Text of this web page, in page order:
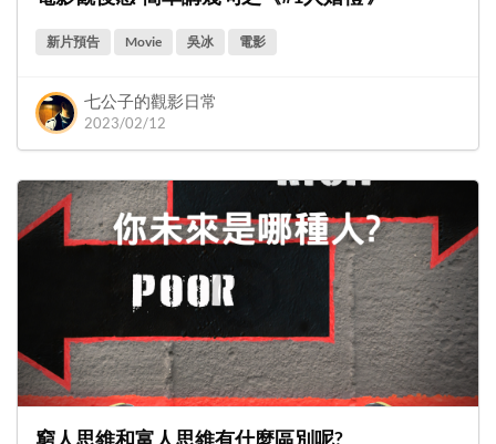
新片預告 Movie 吳冰 電影
七公子的觀影日常
2023/02/12
窮人思維和富人思維有什麼區別呢?